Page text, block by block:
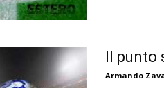
Il punto
Armando